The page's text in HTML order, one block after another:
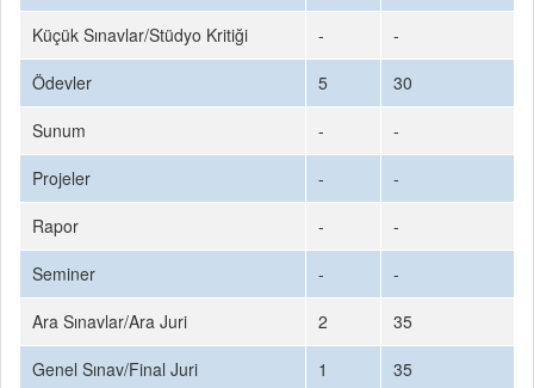
Küçük Sınavlar/Stüdyo Kritiği
-
-
Ödevler
5
30
Sunum
-
-
Projeler
-
-
Rapor
-
-
Seminer
-
-
Ara Sınavlar/Ara Juri
2
35
Genel Sınav/Final Juri
1 35